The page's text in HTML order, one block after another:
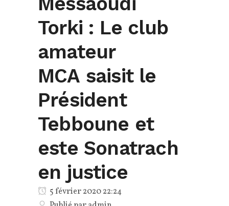
Torki : Le club
amateur
MCA saisit le
Président
Tebboune et
este Sonatrach
en justice
5 février 2020 22:24